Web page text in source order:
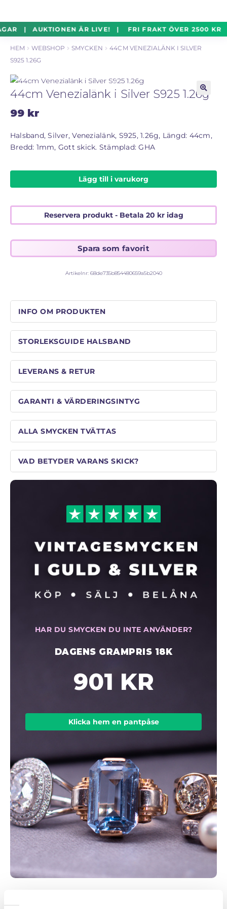
Hoppa
till
navigering
Hoppa
till
innehåll
| AUKTIONEN ÄR LIVE! | FRI FRAKT ÖVER
Silverföremål
Mynt
Parti
Auktioner Online
Mitt Konto
Vill du sälja? – Till Pantbanken
ALLMÄNNA VILLKOR
SÅ FUNGERAR KÖP MED PANTLÅN
HEM WEBSHOP SMYCKEN
44CM VENEZIALÄNK I SILVER
S925 1.26G
🔍
44cm Venezialänk i Silver S925 1.26g
99 kr
Halsband, Silver, Venezialänk, S925, 1.26g, Längd: 44cm,
Bredd: 1mm, Gott skick. Stämplad: GHA
Lägg till i varukorg
Reservera produkt - Betala 20 kridag
Artikelnr: 68de735b854480659a5b2040
INFO OM PRODUKTEN
STORLEKSGUIDE HALSBAND
LEVERANS & RETUR
GARANTI & VÄRDERINGSINTYG
ALLA SMYCKEN TVÄTTAS
VAD BETYDER VARANS SKICK?
HAR DU SMYCKEN DU INTE ANVÄNDER?
DAGENS GRAMPRIS 18K
901 KR
Klicka hem en pantpåse